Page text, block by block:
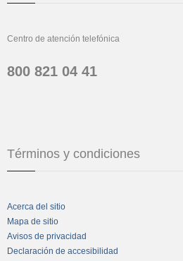
Centro de atención telefónica
800 821 04 41
Términos y condiciones
Acerca del sitio
Mapa de sitio
Avisos de privacidad
Declaración de accesibilidad